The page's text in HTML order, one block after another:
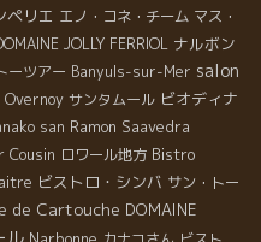
ペリエ エノ・コネ・チーム マス・
JOLLY FERRIOL ナルボン
ーツアー Banyuls-sur-Mer salon
Overnoy サンタムール ビオディナ
san Ramon Saavedra
Cousin ロワール地方 Bistro
ビストロ・シンバ サン・トー
de Cartouche DOMAINE